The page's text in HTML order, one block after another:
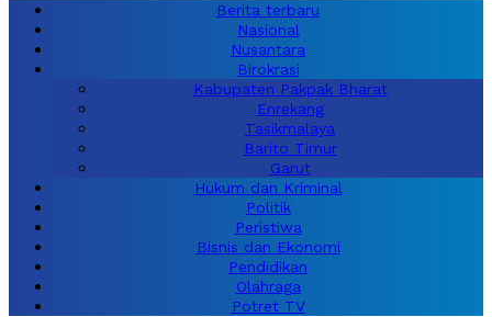
Berita terbaru
Nasional
Nusantara
Birokrasi
Kabupaten Pakpak Bharat
Enrekang
Tasikmalaya
Barito Timur
Garut
Hukum dan Kriminal
Politik
Peristiwa
Bisnis dan Ekonomi
Pendidikan
Olahraga
Potret TV